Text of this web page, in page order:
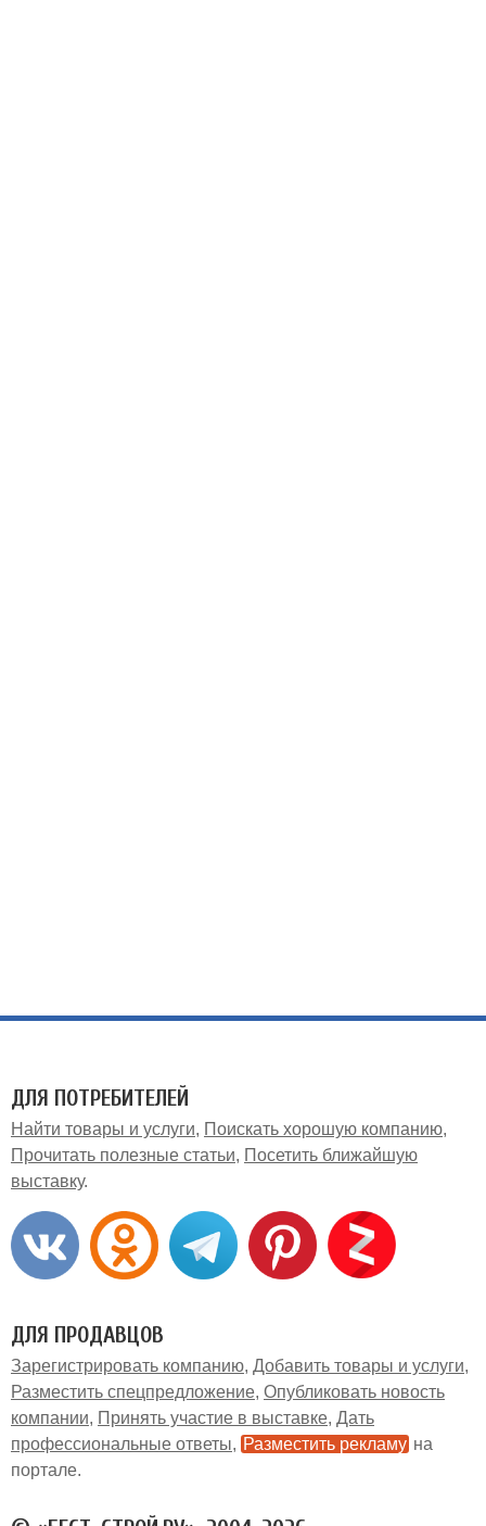
ДЛЯ ПОТРЕБИТЕЛЕЙ
Найти товары и услуги
Поискать хорошую компанию
Прочитать полезные статьи
Посетить ближайшую
выставку
ДЛЯ ПРОДАВЦОВ
Зарегистрировать компанию Добавить товары и услуги
Разместить спецпредложение Опубликовать новость
компании
Принять участие в выставке Дать
профессиональные ответы
Разместить рекламу на
портале